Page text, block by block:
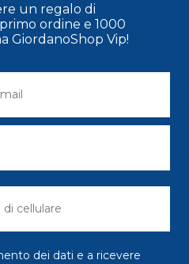
un regalo di
ordine e 1000
GiordanoShop Vip!
dei dati e a ricevere